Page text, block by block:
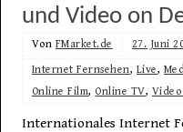
und Video on
Von FMarket.de 27. Juni
Internet Fernsehen, Live,
Online Film, Online TV, Video
Internationales Internet